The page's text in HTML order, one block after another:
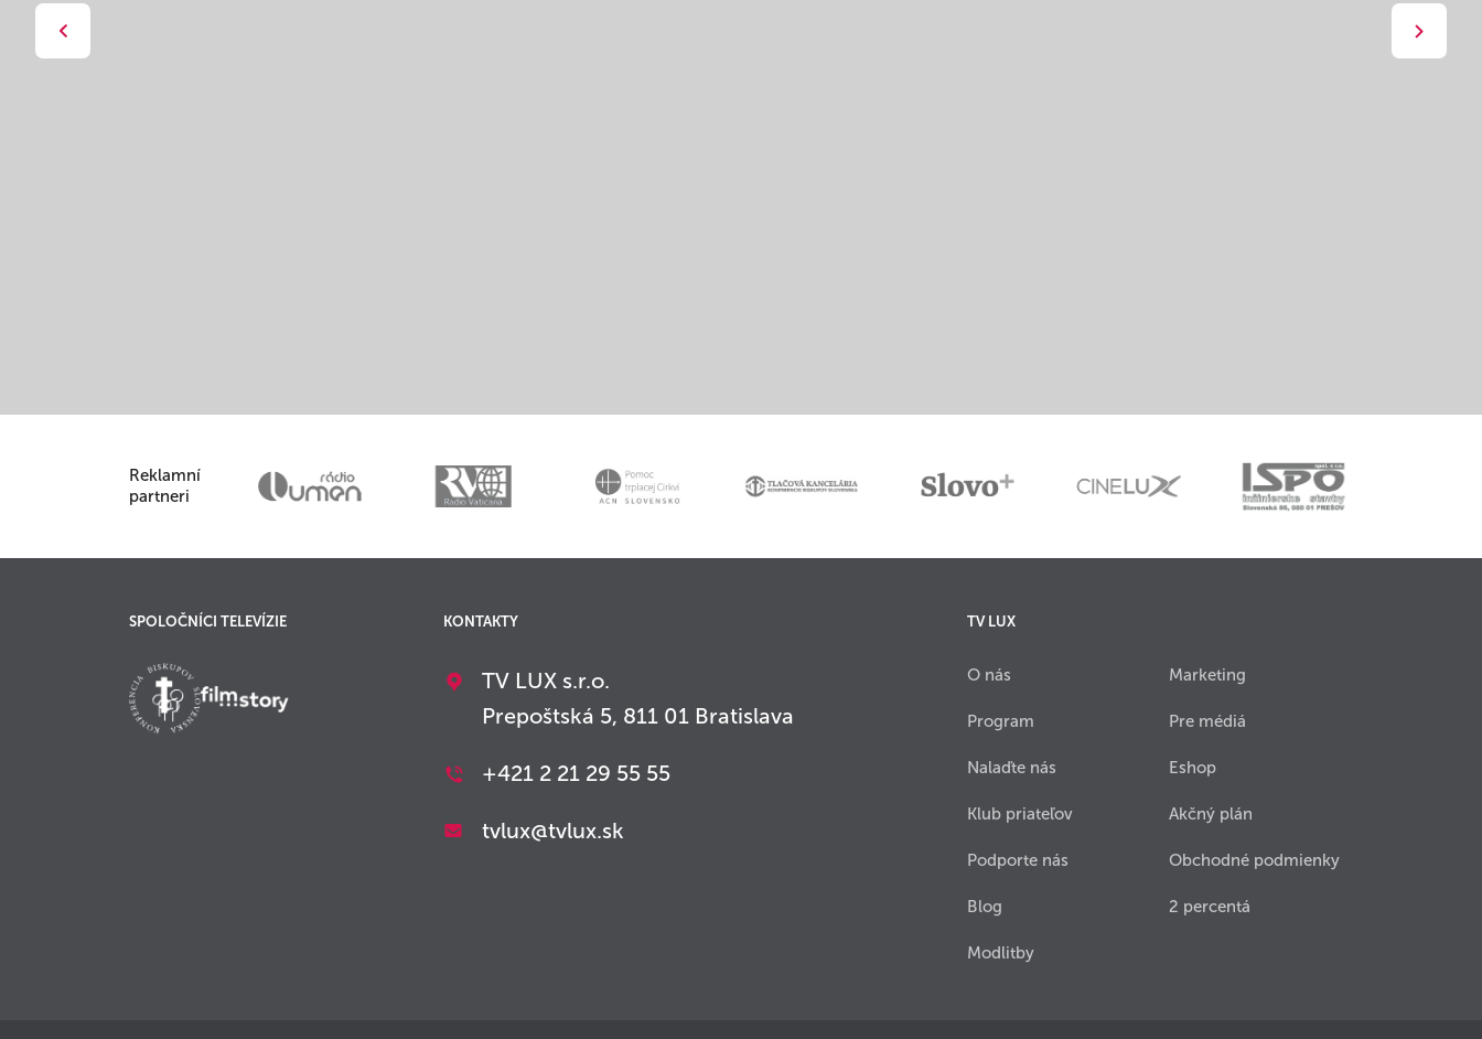
Reklamní
partneri
SPOLOČNÍCI TELEVÍZIE KONTAKTY
TV LUX s.r.o.
Prepoštská 5, 811 01 Bratislava
+421 2 21 29 55 55
tvlux@tvlux.sk
TV LUX
O nás
Program
Nalaďte nás
Klub priateľov
Podporte nás
Blog
Modlitby
Marketing
Pre médiá
Eshop
Akčný plán
Obchodné podmienky
2 percentá